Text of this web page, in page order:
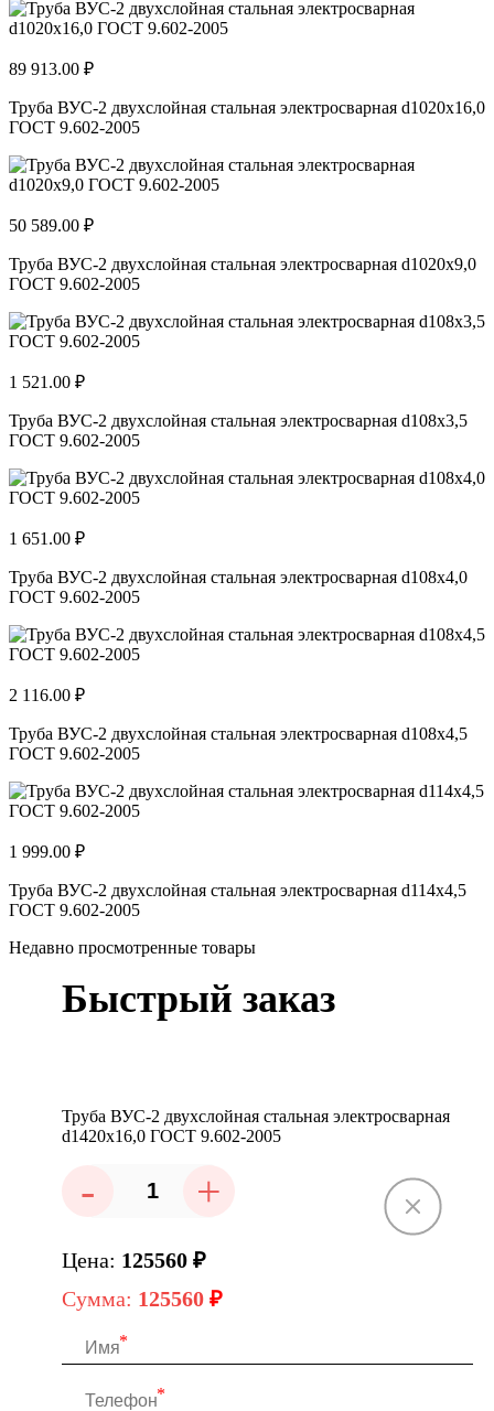
89 913.00 ₽
Труба ВУС-2 двухслойная стальная электросварная d1020х16,0
ГОСТ 9.602-2005
50 589.00 ₽
Труба ВУС-2 двухслойная стальная электросварная d1020х9,0
ГОСТ 9.602-2005
1 521.00 ₽
Труба ВУС-2 двухслойная стальная электросварная d108х3,5
ГОСТ 9.602-2005
1 651.00 ₽
Труба ВУС-2 двухслойная стальная электросварная d108х4,0
ГОСТ 9.602-2005
2 116.00 ₽
Труба ВУС-2 двухслойная стальная электросварная d108х4,5
ГОСТ 9.602-2005
1 999.00 ₽
Труба ВУС-2 двухслойная стальная электросварная d114х4,5
ГОСТ 9.602-2005
Недавно просмотренные товары
Быстрый заказ
Труба ВУС-2 двухслойная стальная электросварная
d1420х16,0 ГОСТ 9.602-2005
- +
Цена: 125560 ₽
Сумма: 125560 ₽